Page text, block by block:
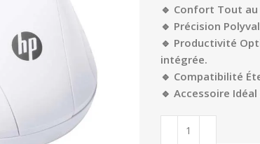
🔹 Confort Tout
🔹 Précision
🔹 Productivité
intégrée.
🔹 Compatibilité
🔹 Accessoire